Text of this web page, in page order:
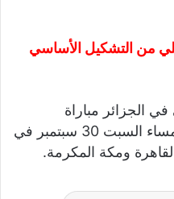
من التشكيل الأساسي
الجزائر مباراة
الفريقين في إياب دور الـ 32 مساء السبت 30 سبتمبر في
ومكة المكرمة.